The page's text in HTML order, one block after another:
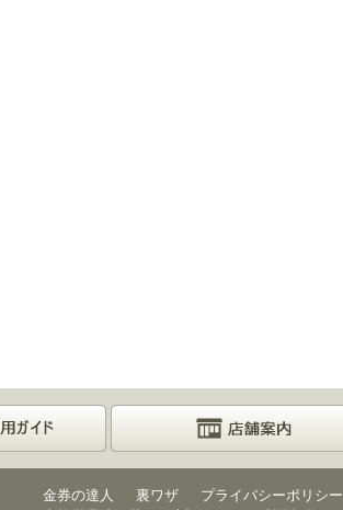
金券の達人 裏ワザ プライバシーポリシー